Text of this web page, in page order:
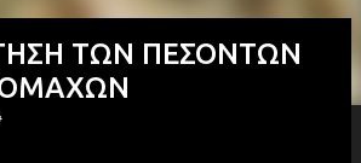
ΤΩΝ ΠΕΣΟΝΤΩΝ